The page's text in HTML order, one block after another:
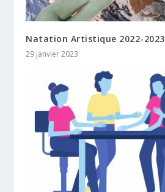
Natation Artistique 2022-2023
29 janvier 2023